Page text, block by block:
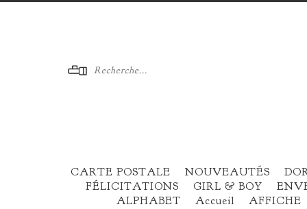
CARTE POSTALE NOUVEAUTÉS
FÉLICITATIONS
GIRL & BOY
ALPHABET
Accueil AFFICHE